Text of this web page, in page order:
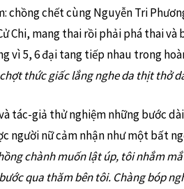
chồng chết cùng Nguyễn Tri
Chi, mang thai rồi phải phá thai và
vì 5, 6 đại tang tiếp nhau trong
thức giấc lắng nghe da thịt thở
tác-giả thử nghiệm những bước
người nữ cảm nhận như một bất
chành muốn lật úp, tôi nhắm
qua thăm bên tôi. Chàng bóp